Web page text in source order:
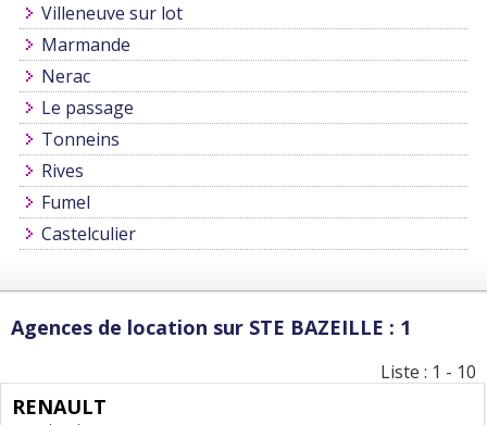
Villeneuve sur lot
Marmande
Nerac
Le passage
Tonneins
Rives
Fumel
Castelculier
Agences de location sur STE BAZEILLE : 1
Liste : 1 - 10
RENAULT